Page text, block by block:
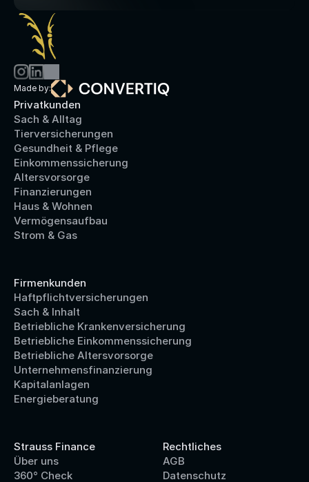
Made by:
Privatkunden
Sach & Alltag
Tierversicherungen
Gesundheit & Pflege
Einkommenssicherung
Altersvorsorge
Finanzierungen
Haus & Wohnen
Vermögensaufbau
Strom & Gas
Firmenkunden
Haftpflichtversicherungen
Sach & Inhalt
Betriebliche Krankenversicherung
Betriebliche Einkommenssicherung
Betriebliche Altersvorsorge
Unternehmensfinanzierung
Kapitalanlagen
Energieberatung
Strauss Finance
Über uns
360° Check
Rechtliches
AGB
Datenschutz